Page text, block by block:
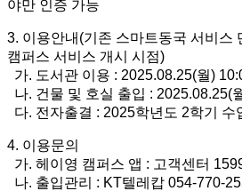
야만 인증 가능
3. 이용안내(기존 스마트동국 서비스
캠퍼스 서비스 개시 시점)
가. 도서관 이용 : 2025.08.25(월)
나. 건물 및 호실 출입 : 2025.08.25(
다. 전자출결 : 2025학년도 2학기 수
4. 이용문의
가. 헤이영 캠퍼스 앱 : 고객센터
나. 출입관리 : KT텔레캅 054-770-